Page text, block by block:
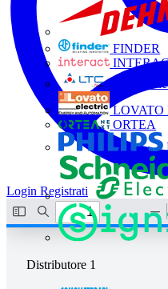
FINDER
La
LOVATO
ORTEA
Distributore 1
Login Registrati